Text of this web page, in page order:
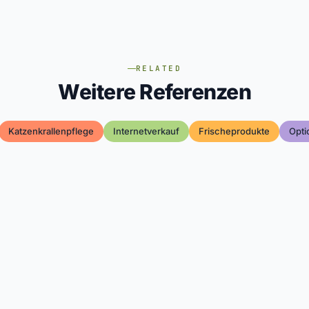
RELATED
Weitere Referenzen
Katzenkrallenpflege Internetverkauf Frischeprodukte